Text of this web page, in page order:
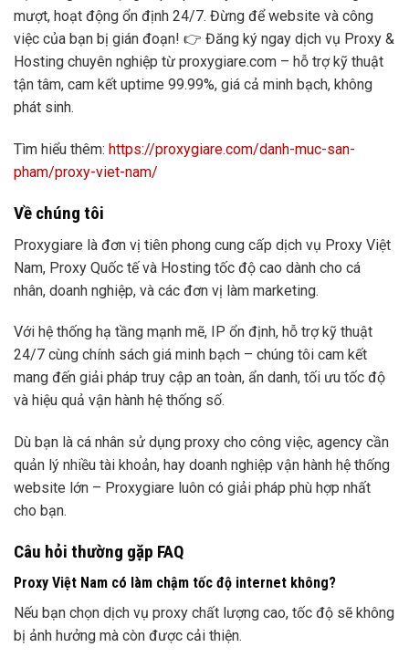
mượt, hoạt động ổn định 24/7. Đừng để website và công
việc của bạn bị gián đoạn! 👉 Đăng ký ngay dịch vụ Proxy &
Hosting chuyên nghiệp từ proxygiare.com – hỗ trợ kỹ thuật
tận tâm, cam kết uptime 99.99%, giá cả minh bạch, không
phát sinh.
Tìm hiểu thêm: https://proxygiare.com/danh-muc-san-
pham/proxy-viet-nam/
Về chúng tôi
Proxygiare là đơn vị tiên phong cung cấp dịch vụ Proxy Việt
Nam, Proxy Quốc tế và Hosting tốc độ cao dành cho cá
nhân, doanh nghiệp, và các đơn vị làm marketing.
Với hệ thống hạ tầng mạnh mẽ, IP ổn định, hỗ trợ kỹ thuật
24/7 cùng chính sách giá minh bạch – chúng tôi cam kết
mang đến giải pháp truy cập an toàn, ẩn danh, tối ưu tốc độ
và hiệu quả vận hành hệ thống số.
Dù bạn là cá nhân sử dụng proxy cho công việc, agency cần
quản lý nhiều tài khoản, hay doanh nghiệp vận hành hệ thống
website lớn – Proxygiare luôn có giải pháp phù hợp nhất
cho bạn.
Câu hỏi thường gặp FAQ
Proxy Việt Nam có làm chậm tốc độ internet không?
Nếu bạn chọn dịch vụ proxy chất lượng cao, tốc độ sẽ không
bị ảnh hưởng mà còn được cải thiện.